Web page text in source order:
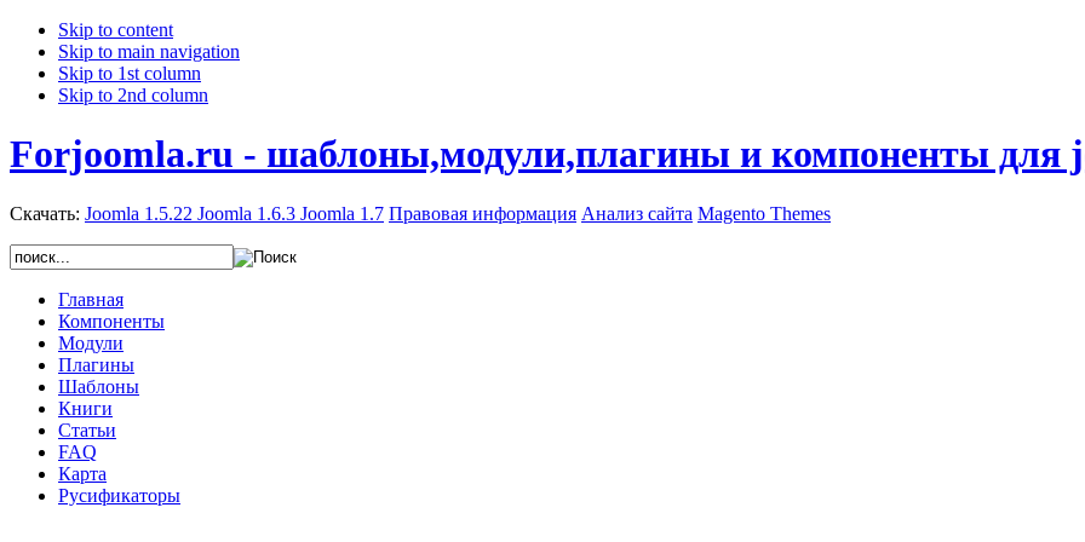
Skip to content
Skip to main navigation
Skip to 1st column
Skip to 2nd column
Forjoomla.ru - шаблоны,модули,плагины и компоненты для
Скачать: Joomla 1.5.22 Joomla 1.6.3 Joomla 1.7 Правовая информация Анализ сайта Magento Themes
Главная
Компоненты
Модули
Плагины
Шаблоны
Книги
Статьи
FAQ
Карта
Русификаторы